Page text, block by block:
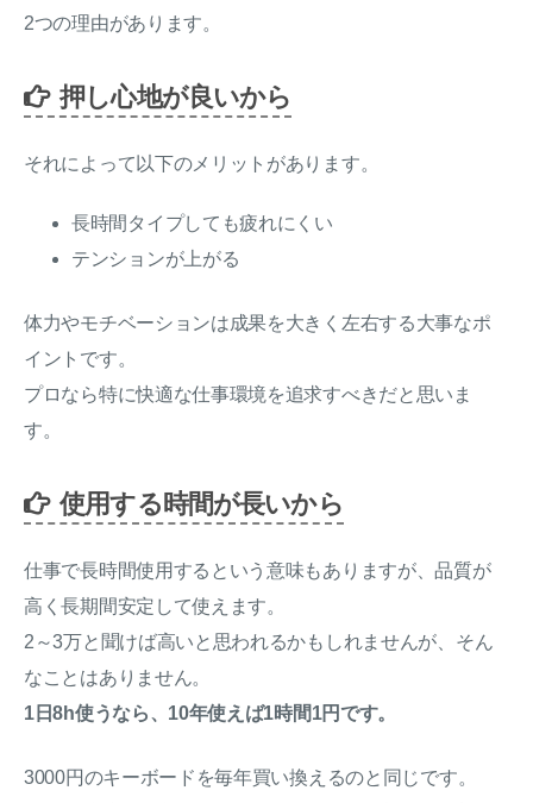
2つの理由があります。
押し心地が良いから
それによって以下のメリットがあります。
長時間タイプしても疲れにくい
テンションが上がる
体力やモチベーションは成果を大きく左右する大事なポ
イントです。
プロなら特に快適な仕事環境を追求すべきだと思いま
す。
使用する時間が長いから
仕事で長時間使用するという意味もありますが、品質が
高く長期間安定して使えます。
2～3万と聞けば高いと思われるかもしれませんが、そん
なことはありません。
1日8h使うなら、10年使えば1時間1円です。
3000円のキーボードを毎年買い換えるのと同じです。